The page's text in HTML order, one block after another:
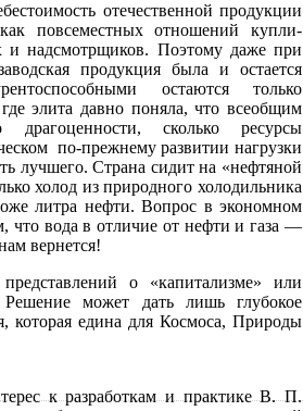
отечественной продукции
повсеместных отношений купли-
и надсмотрщиков. Поэтому даже при
продукция была и остается
остаются только
элита давно поняла, что всеобщим
сколько ресурсы
по-прежнему развитии нагрузки
лучшего. Страна сидит на «нефтяной
холод из природного холодильника
литра нефти. Вопрос в экономном
что вода в отличие от нефти и газа —
вернется!
о «капитализме» или
может дать лишь глубокое
которая едина для Космоса, Природы
к разработкам и практике В. П.